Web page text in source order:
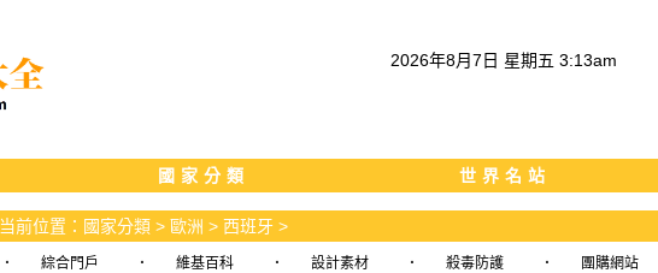
2026年8月7 日 星期五 3:13am
國家分類 世界名站
当前位置： 國家分類 > 歐洲 > 西班牙 >
·
綜合門戶 · 維基百科 · 設計素材 · 殺毒防護 · 團購網站